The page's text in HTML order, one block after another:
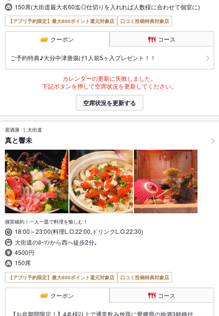
150席(大街道最大名60迄◎仕切りを入れれば人数様に合わせて個室に)
【アプリ予約限定】最大800ポイント還元対象店 口コミ投稿特典対象店
クーポン コース
ご予約特典♪大分中津唐揚げ1人前5ヶ入プレゼント！！
カレンダーの更新に失敗しました。
下記ボタンを押して空席状況を更新してください。
空席状況を更新する
居酒屋 大街道
真と響未
個室確約！一人一皿で料理を愉しむ！
18:00～23:00(料理L.O.22:00,ドリンクL.O.22:30)
大街道のﾛｰｿﾝから西へ徒歩2分｡
4500円
150席
【アプリ予約限定】最大800ポイント還元対象店 口コミ投稿特典対象店
クーポン コース
【お盆期間限定！】4名様以上で通常飲み放題に愛媛県の地酒3銘柄付